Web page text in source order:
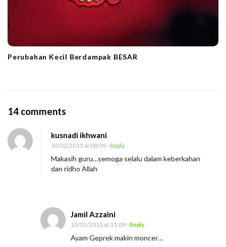
Perubahan Kecil Berdampak BESAR
14 comments
K
l
kusnadi ikhwani
10/02/2015 at 08:09- Reply
Makasih guru…semoga selalu dalam keberkahan
dan ridho Allah
Jamil Azzaini
10/02/2015 at 11:09- Reply
Ayam Geprek makin moncer…